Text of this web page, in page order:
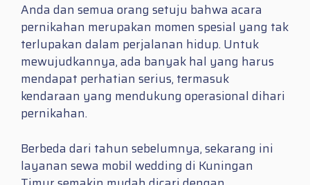
Anda dan semua orang setuju bahwa acara
pernikahan merupakan momen spesial yang tak
terlupakan dalam perjalanan hidup. Untuk
mewujudkannya, ada banyak hal yang harus
mendapat perhatian serius, termasuk
kendaraan yang mendukung operasional dihari
pernikahan.
Berbeda dari tahun sebelumnya, sekarang ini
layanan sewa mobil wedding di Kuningan